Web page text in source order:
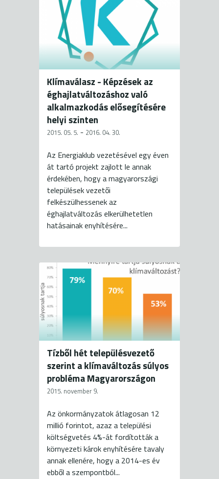
Klímaválasz - Képzések az
éghajlatváltozáshoz való
alkalmazkodás elősegítésére
helyi szinten
2015. 05. 5. - 2016. 04. 30.
Az Energiaklub vezetésével egy éven
át tartó projekt zajlott le annak
érdekében, hogy a magyarországi
települések vezetői
felkészülhessenek az
éghajlatváltozás elkerülhetetlen
hatásainak enyhítésére...
Tízből hét településvezető
szerint a klímaváltozás súlyos
probléma Magyarországon
2015. november 9.
Az önkormányzatok átlagosan 12
millió forintot, azaz a települési
költségvetés 4%-át fordították a
környezeti károk enyhítésére tavaly
annak ellenére, hogy a 2014-es év
ebből a szempontból...